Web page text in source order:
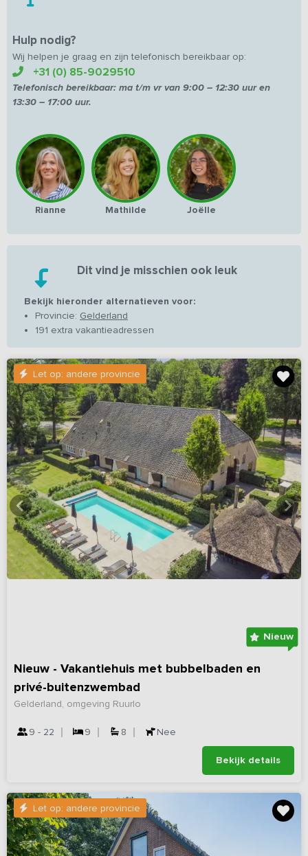
Hulp nodig?
Wij helpen je graag en zijn telefonisch bereikbaar op:
+31 (0) 85-9029510
Telefonisch bereikbaar: ma t/m vr van 9:00 – 12:30 uur en
13:30 – 17:00 uur.
Rianne Mathilde Joëlle
Dit vind je misschien ook leuk
Bekijk hieronder alternatieven voor:
Provincie: Gelderland
191 extra vakantieadressen
Let op: andere provincie
Nieuw
Nieuw - Vakantiehuis met bubbelbaden en
privé-buitenzwembad
Gelderland, omgeving Ruurlo
9 - 22 9 8 Nee
Bekijk details
Let op: andere provincie